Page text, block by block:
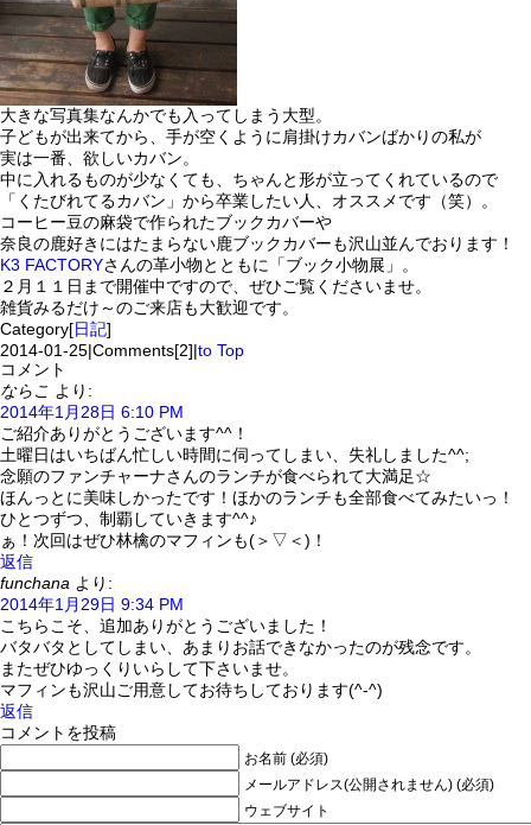
大きな写真集なんかでも入ってしまう大型。
子どもが出来てから、手が空くように肩掛けカバンばかりの私が
実は一番、欲しいカバン。
中に入れるものが少なくても、ちゃんと形が立ってくれているので
「くたびれてるカバン」から卒業したい人、オススメです（笑）。
コーヒー豆の麻袋で作られたブックカバーや
奈良の鹿好きにはたまらない鹿ブックカバーも沢山並んでおります！
K3 FACTORYさんの革小物とともに「ブック小物展」。
２月１１日まで開催中ですので、ぜひご覧くださいませ。
雑貨みるだけ～のご来店も大歓迎です。
Category[日記]
2014-01-25|Comments[2]|to Top
コメント
ならこ より:
2014年1月28日 6:10 PM
ご紹介ありがとうございます^^！
土曜日はいちばん忙しい時間に伺ってしまい、失礼しました^^;
念願のファンチャーナさんのランチが食べられて大満足☆
ほんっとに美味しかったです！ほかのランチも全部食べてみたいっ！
ひとつずつ、制覇していきます^^♪
ぁ！次回はぜひ林檎のマフィンも(＞▽＜)！
返信
funchana より:
2014年1月29日 9:34 PM
こちらこそ、追加ありがとうございました！
バタバタとしてしまい、あまりお話できなかったのが残念です。
またぜひゆっくりいらして下さいませ。
マフィンも沢山ご用意してお待ちしております(^-^)
返信
コメントを投稿
お名前 (必須)
メールアドレス(公開されません) (必須)
ウェブサイト